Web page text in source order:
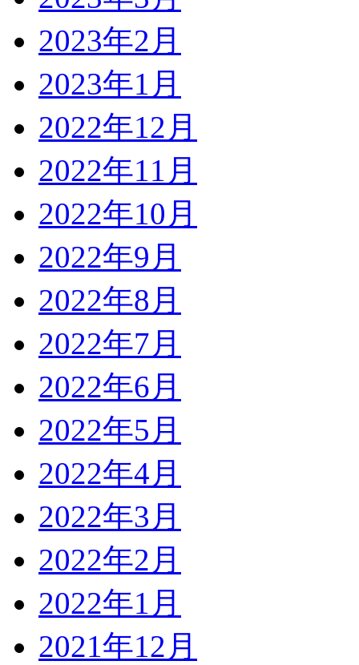
2023年2月
2023年1月
2022年12月
2022年11月
2022年10月
2022年9月
2022年8月
2022年7月
2022年6月
2022年5月
2022年4月
2022年3月
2022年2月
2022年1月
2021年12月